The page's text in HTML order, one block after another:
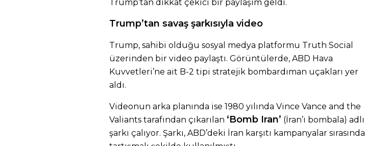
Trump’tan dikkat çekici bir paylaşım geldi.
Trump’tan savaş şarkısıyla video
Trump, sahibi olduğu sosyal medya platformu Truth Social
üzerinden bir video paylaştı. Görüntülerde, ABD Hava
Kuvvetleri’ne ait B-2 tipi stratejik bombardıman uçakları yer
aldı.
Videonun arka planında ise 1980 yılında Vince Vance and the
Valiants tarafından çıkarılan ‘Bomb Iran’ (İran’ı bombala) adlı
şarkı çalıyor. Şarkı, ABD’deki İran karşıtı kampanyalar sırasında